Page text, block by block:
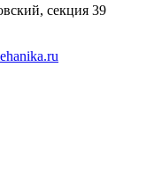
секция 39